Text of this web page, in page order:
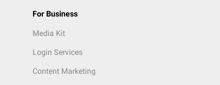
For Business
Media Kit
Login Services
Content Marketing